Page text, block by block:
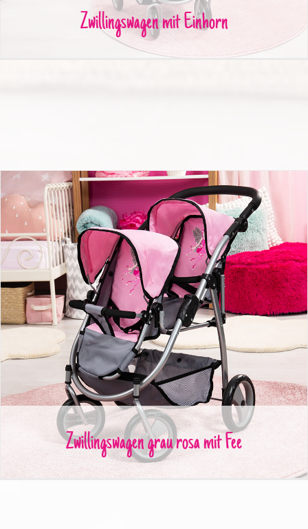
Zwillingswagen mit Einhorn
Zwillingswagen grau rosa mit Fee
Zwillingswagen grau rosa mit Fee